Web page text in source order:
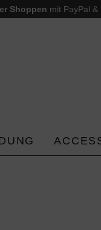
springen
Shoppen mit PayPal &